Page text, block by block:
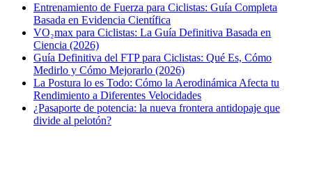
Entrenamiento de Fuerza para Ciclistas: Guía Completa
Basada en Evidencia Científica
VO₂max para Ciclistas: La Guía Definitiva Basada en
Ciencia (2026)
Guía Definitiva del FTP para Ciclistas: Qué Es, Cómo
Medirlo y Cómo Mejorarlo (2026)
La Postura lo es Todo: Cómo la Aerodinámica Afecta tu
Rendimiento a Diferentes Velocidades
¿Pasaporte de potencia: la nueva frontera antidopaje que
divide al pelotón?